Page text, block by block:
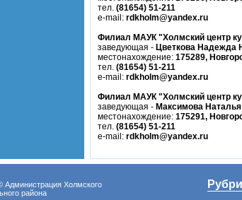
тел. (81654) 51-211
e-mail: rdkholm@yandex.ru
Филиал МАУК "Холмский центр
заведующая - Цветкова Надежда
местонахождение: 175289,
тел. (81654) 51-211
e-mail: rdkholm@yandex.ru
Филиал МАУК "Холмский центр
заведующая - Максимова
местонахождение: 175291,
тел. (81654) 51-211
e-mail: rdkholm@yandex.ru
Администрация Холмского
района